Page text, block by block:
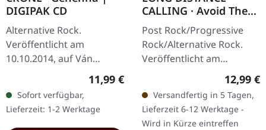
DIGIPAK CD
Alternative Rock.
Veröffentlicht am
10.10.2014, auf Ván
Records. CD im DigiPack.
Crones Debütalbum
"Gehenna" entfaltet sich
als eindringliche…
Regulärer Preis:
11,99 €
Sofort verfügbar,
Lieferzeit: 1-2 Werktage
CALLING · Avoid The
Light (Re-Release) |
CD
Post Rock/Progressive
Rock/Alternative Rock.
Veröffentlicht am
InsideOutMusic Catalog.
CD im Jewelcase. Long
Distance Calling liefern…
12,99 €
Versandfertig in 5 Tagen,
Lieferzeit 6-12 Werktage -
Wird in Kürze eintreffen